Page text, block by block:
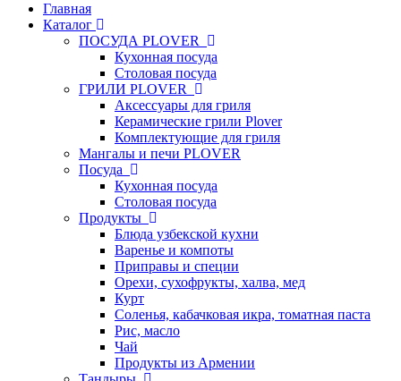
Главная
Каталог
ПОСУДА PLOVER
Кухонная посуда
Столовая посуда
ГРИЛИ PLOVER
Аксессуары для гриля
Керамические грили Plover
Комплектующие для гриля
Мангалы и печи PLOVER
Посуда
Кухонная посуда
Столовая посуда
Продукты
Блюда узбекской кухни
Варенье и компоты
Приправы и специи
Орехи, сухофрукты, халва, мед
Курт
Соленья, кабачковая икра, томатная паста
Рис, масло
Чай
Продукты из Армении